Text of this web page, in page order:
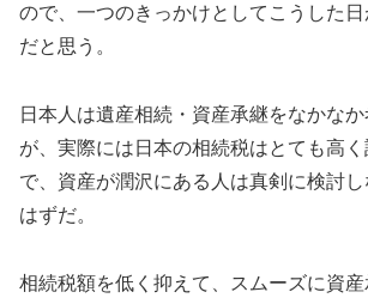
ので、一つのきっかけとしてこうした
だと思う。
日本人は遺産相続・資産承継をなかな
が、実際には日本の相続税はとても高
で、資産が潤沢にある人は真剣に検討
はずだ。
相続税額を低く抑えて、スムーズに資